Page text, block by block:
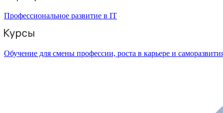
Профессиональное развитие в IT
Обучение для смены профессии, роста в карьере и